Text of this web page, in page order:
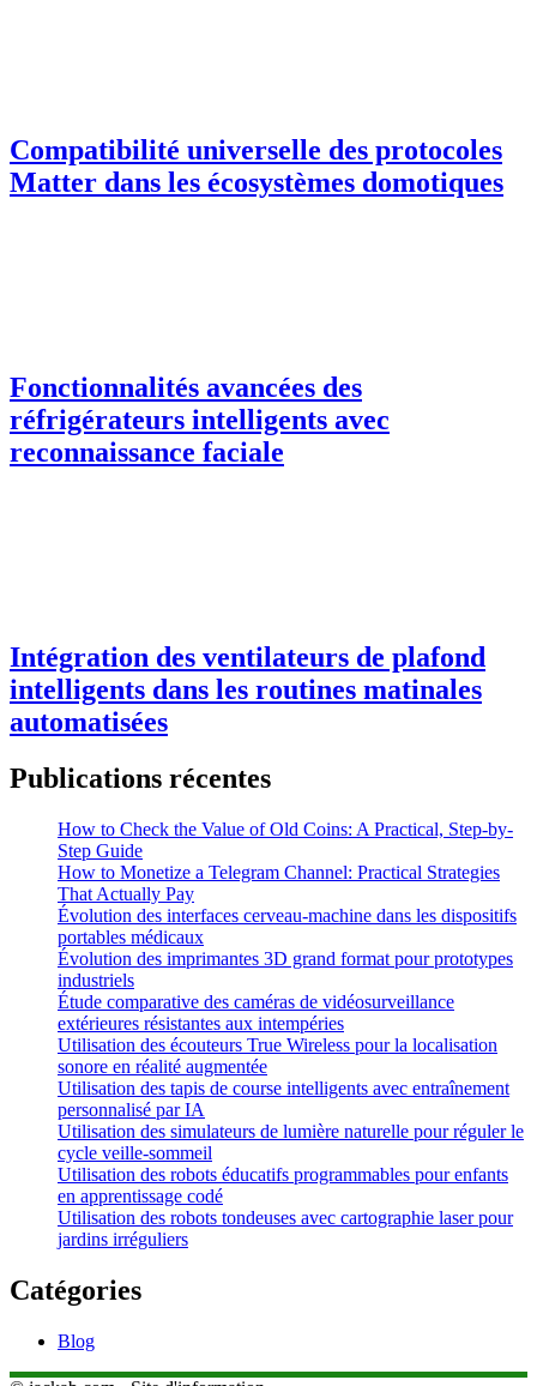
Compatibilité universelle des protocoles
Matter dans les écosystèmes domotiques
Fonctionnalités avancées des
réfrigérateurs intelligents avec
reconnaissance faciale
Intégration des ventilateurs de plafond
intelligents dans les routines matinales
automatisées
Publications récentes
How to Check the Value of Old Coins: A Practical, Step-by-
Step Guide
How to Monetize a Telegram Channel: Practical Strategies
That Actually Pay
Évolution des interfaces cerveau-machine dans les dispositifs
portables médicaux
Évolution des imprimantes 3D grand format pour prototypes
industriels
Étude comparative des caméras de vidéosurveillance
extérieures résistantes aux intempéries
Utilisation des écouteurs True Wireless pour la localisation
sonore en réalité augmentée
Utilisation des tapis de course intelligents avec entraînement
personnalisé par IA
Utilisation des simulateurs de lumière naturelle pour réguler le
cycle veille-sommeil
Utilisation des robots éducatifs programmables pour enfants
en apprentissage codé
Utilisation des robots tondeuses avec cartographie laser pour
jardins irréguliers
Catégories
Blog